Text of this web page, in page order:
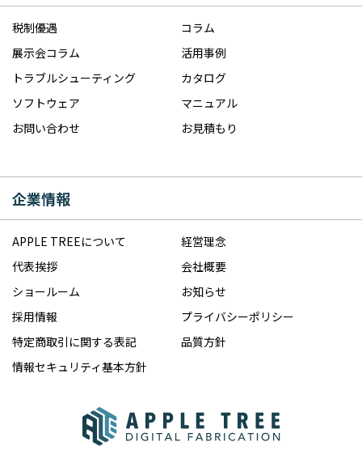
税制優遇
コラム
展示会コラム
活用事例
トラブルシューティング
カタログ
ソフトウェア
マニュアル
お問い合わせ
お見積もり
企業情報
APPLE TREEについて
経営理念
代表挨拶
会社概要
ショールーム
お知らせ
採用情報
プライバシーポリシー
特定商取引に関する表記
品質方針
情報セキュリティ基本方針